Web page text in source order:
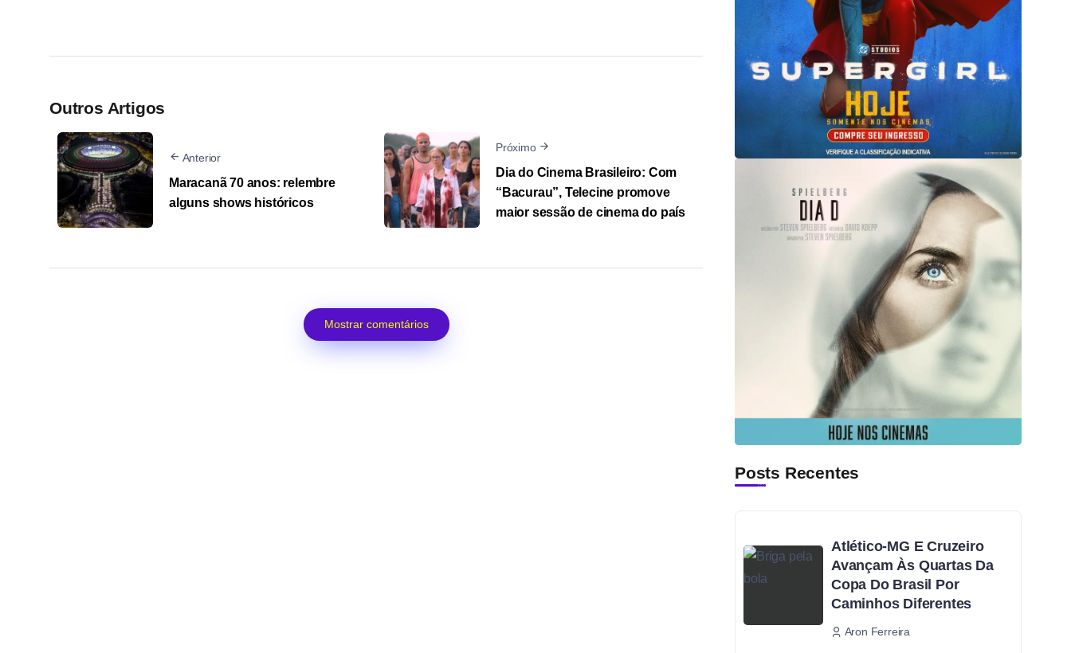
Outros Artigos
Anterior
Maracanã 70 anos: relembre
alguns shows históricos
Próximo
Dia do Cinema Brasileiro: Com
“Bacurau”, Telecine promove
maior sessão de cinema do país
Mostrar comentários
Posts Recentes
Atlético-MG E Cruzeiro
Avançam Às Quartas Da
Copa Do Brasil Por
Caminhos Diferentes
Aron Ferreira